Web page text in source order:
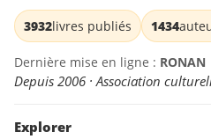
3932livres publiés 1434
Dernière mise en ligne : RONAN
Depuis 2006 · Association
Explorer